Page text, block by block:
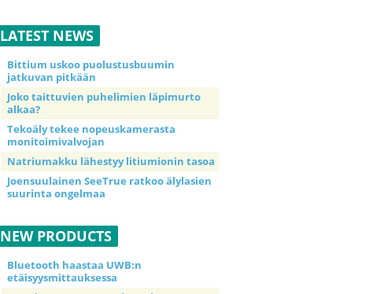
LATEST NEWS
Bittium uskoo puolustusbuumin
jatkuvan pitkään
Joko taittuvien puhelimien läpimurto
alkaa?
Tekoäly tekee nopeuskamerasta
monitoimivalvojan
Natriumakku lähestyy litiumionin tasoa
Joensuulainen SeeTrue ratkoo älylasien
suurinta ongelmaa
NEW PRODUCTS
Bluetooth haastaa UWB:n
etäisyysmittauksessa